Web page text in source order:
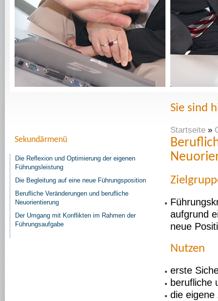
Sie sind
Startseite »
aufgrund
neue
Nutzen
erste
berufliche
die eigene
Sekundärmenü
Die Reflexion und Optimierung der eigenen
Führungsleistung
Die Begleitung auf eine neue Führungsposition
Berufliche Veränderungen und berufliche
Neuorientierung
Der Umgang mit Konflikten im Rahmen der
Führungsaufgabe